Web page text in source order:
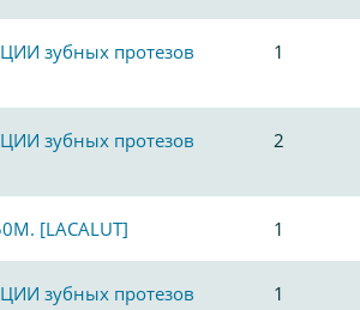
зубных протезов
1
зубных протезов
2
[LACALUT] 1
зубных протезов
1